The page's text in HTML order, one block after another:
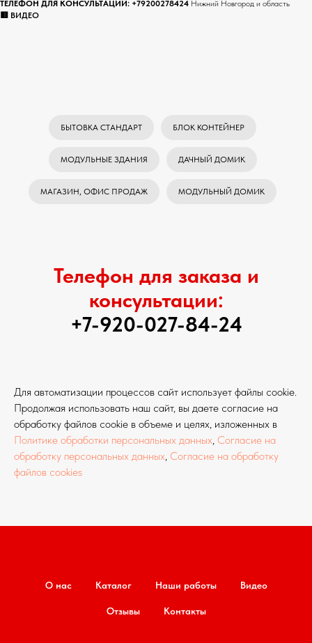
ТЕЛЕФОН ДЛЯ КОНСУЛЬТАЦИЙ: +79200278424 Нижний Новгород и область
🟥 ВИДЕО
БЫТОВКА СТАНДАРТ БЛОК КОНТЕЙНЕР
МОДУЛЬНЫЕ ЗДАНИЯ ДАЧНЫЙ ДОМИК
МАГАЗИН, ОФИС ПРОДАЖ МОДУЛЬНЫЙ ДОМИК
Телефон для заказа и
консультации:
+7-920-027-84-24
Для автоматизации процессов сайт использует файлы cookie.
Продолжая использовать наш сайт, вы даете согласие на
обработку файлов cookie в объеме и целях, изложенных в
Политике обработки персональных данных Согласие на
обработку персональных данных Согласие на обработку
файлов cookies
О нас Каталог Наши работы Видео
Отзывы Контакты